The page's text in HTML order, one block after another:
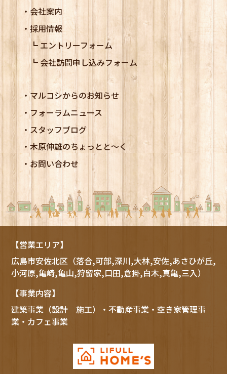
会社案内
採用情報
エントリーフォーム
会社訪問申し込みフォーム
マルコシからのお知らせ
フォーラムニュース
スタッフブログ
木原伸雄のちょっとと～く
お問い合わせ
【営業エリア】
広島市安佐北区（落合,可部,深川,大林,安佐,あさひが丘,
小河原,亀崎,亀山,狩留家,口田,倉掛,白木,真亀,三入）
【事業内容】
建築事業（設計 施工）・不動産事業・空き家管理事
業・カフェ事業